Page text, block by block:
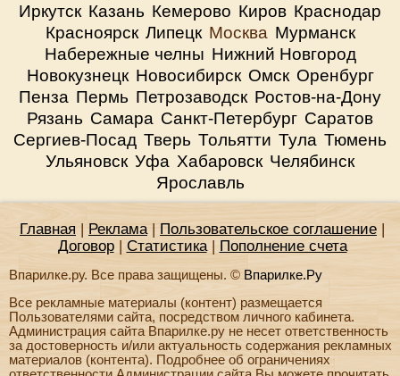
Иркутск Казань Кемерово Киров Краснодар
Красноярск Липецк Москва Мурманск
Набережные челны Нижний Новгород
Новокузнецк Новосибирск Омск Оренбург
Пенза Пермь Петрозаводск Ростов-на-Дону
Рязань Самара Санкт-Петербург Саратов
Сергиев-Посад Тверь Тольятти Тула Тюмень
Ульяновск Уфа Хабаровск Челябинск
Ярославль
Главная |Реклама| Пользовательское соглашение |
Договор| Статистика| Пополнение счета
Впарилке.ру. Все права защищены. © Впарилке.Ру
Все рекламные материалы (контент) размещается
Пользователями сайта, посредством личного кабинета.
Администрация сайта Впарилке.ру не несет ответственность
за достоверность и/или актуальность содержания рекламных
материалов (контента). Подробнее об ограничениях